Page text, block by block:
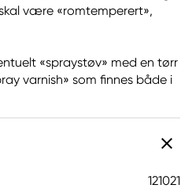
være «romtemperert»,
«spraystøv» med en tørr
varnish» som finnes både i
121021